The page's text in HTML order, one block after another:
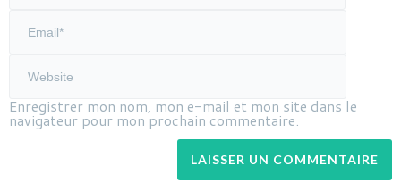
Enregistrer mon nom, mon e-mail et mon site dans le
navigateur pour mon prochain commentaire.